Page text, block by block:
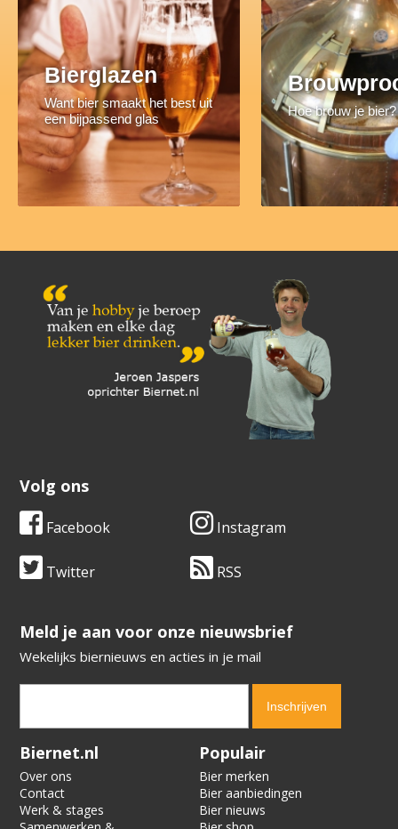
Bierglazen
Want bier smaakt het best uit
een bijpassend glas
Hoe brouw je bier?
Volg ons
Facebook Instagram
Twitter RSS
​​​​​​​Meld je aan voor onze nieuwsbrief
Wekelijks biernieuws en acties in je mail
Verification code:
Biernet.nl
Over ons
Contact
Werk & stages
Populair
Bier merken
Bier aanbiedingen
Bier nieuws